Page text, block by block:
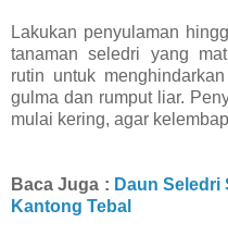
Lakukan penyulaman
tanaman seledri yang
rutin untuk
gulma dan rumput liar.
mulai kering, agar
Baca Juga : Daun Seledri
Kantong Tebal